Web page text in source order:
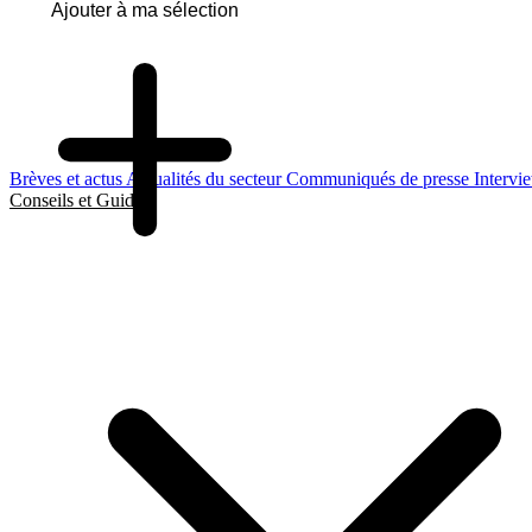
Brèves et actus Actualités du secteurCommuniqués de presse
Conseils et Guides
Ajouter à ma sélection